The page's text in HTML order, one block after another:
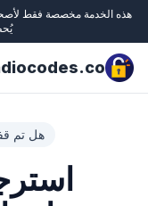
هذه الخدمة مخصصة فقط
هل تم